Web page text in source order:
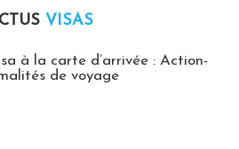
VISAS
à la carte d’arrivée : Action-
de voyage